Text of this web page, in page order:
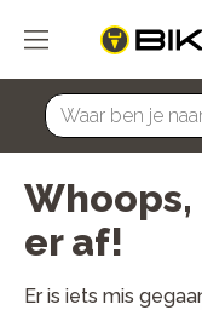
home
er af!
Er is iets mis